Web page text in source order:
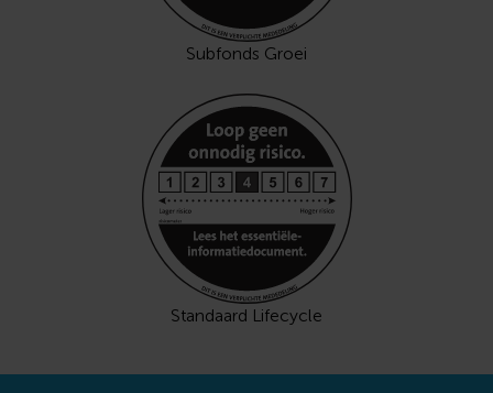
Subfonds Groei
Standaard Lifecycle